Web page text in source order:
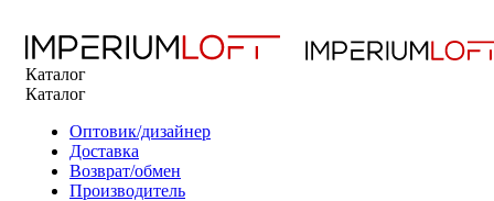
Каталог
Каталог
Оптовик/дизайнер
Доставка
Возврат/обмен
Производитель